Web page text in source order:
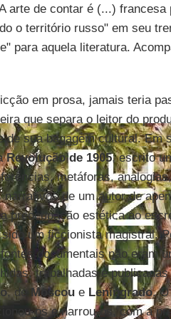
arte de contar é (...)
o território russo" em seu
para aquela literatura.
em prosa, jamais teria
que separa o leitor do
de sua bagagem cultural. Em
Revolução de 1905, escrito
metáforas,
de um autor de
preocupação estética ao
um ficcionista magistral.
documentais não eram
trabalhadas e
, de Moscoue Leningrado. O
os e narrou-os, com a